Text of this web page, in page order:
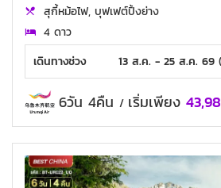
สุกี้หม้อไฟ, บุฟเฟต์ปิ้งย่าง
4 ดาว
เดินทางช่วง
13 ส.ค. - 25 ส.ค. 69 (
6วัน 4คืน / เริ่มเพียง